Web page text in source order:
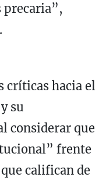
precaria”,
críticas hacia el
su
considerar que
frente
califican de